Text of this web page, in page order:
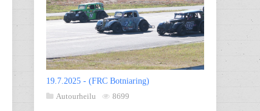
19.7.2025 - (FRC Botniaring)
Autourheilu
8699